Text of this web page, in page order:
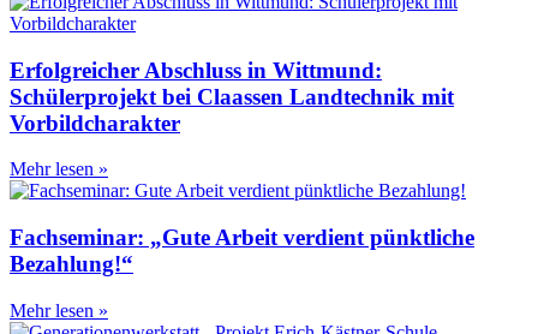
Erfolgreicher Abschluss in Wittmund:
Schülerprojekt bei Claassen Landtechnik mit
Vorbildcharakter
Mehr lesen »
Fachseminar: „Gute Arbeit verdient pünktliche
Bezahlung!“
Mehr lesen »